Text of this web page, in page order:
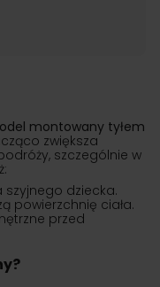
montowany tyłem
zwiększa
szczególnie w
szyjnego dziecka.
powierzchnię ciała.
przed